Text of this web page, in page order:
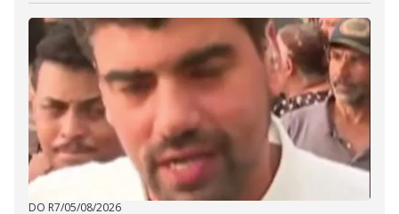
DO R7/05/08/2026